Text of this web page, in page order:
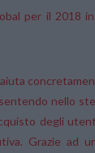
per il
nello
degli
Grazie ad